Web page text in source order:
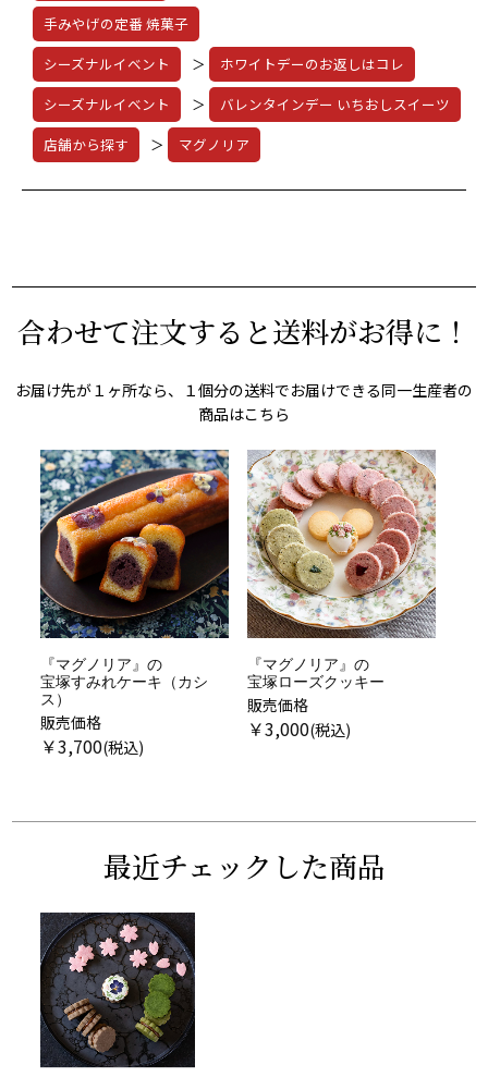
手みやげの定番 焼菓子
シーズナルイベント
＞
ホワイトデーのお返しはコレ
シーズナルイベント
＞
バレンタインデー いちおしスイーツ
店舗から探す
＞ マグノリア
合わせて注文すると送料がお得に！
お届け先が１ヶ所なら、１個分の送料でお届けできる同一生産者の
商品はこちら
『マグノリア』の
宝塚すみれケーキ（カシ
ス）
販売価格
￥3,700
『マグノリア』の
宝塚ローズクッキー
販売価格
￥3,000
最近チェックした商品